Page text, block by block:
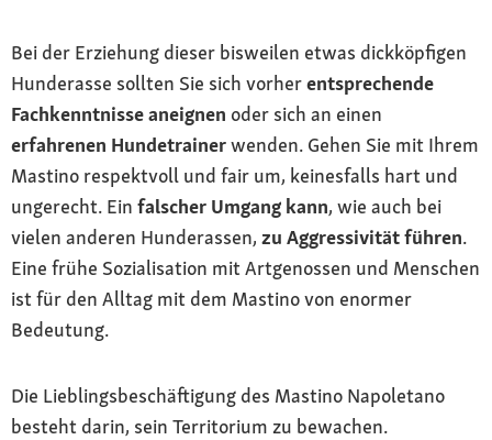
Bei der Erziehung dieser bisweilen etwas dickköpfigen
Hunderasse sollten Sie sich vorherentsprechende
Fachkenntnisse aneignen oder sich an einen
erfahrenen Hundetrainerwenden. Gehen Sie mit Ihrem
Mastino respektvoll und fair um, keinesfalls hart und
ungerecht. Ein falscher Umgang kann, wie auch bei
vielen anderen Hunderassen, zu Aggressivität führen.
Eine frühe Sozialisation mit Artgenossen und Menschen
ist für den Alltag mit dem Mastino von enormer
Bedeutung.
Die Lieblingsbeschäftigung des Mastino Napoletano
besteht darin, sein Territorium zu bewachen.